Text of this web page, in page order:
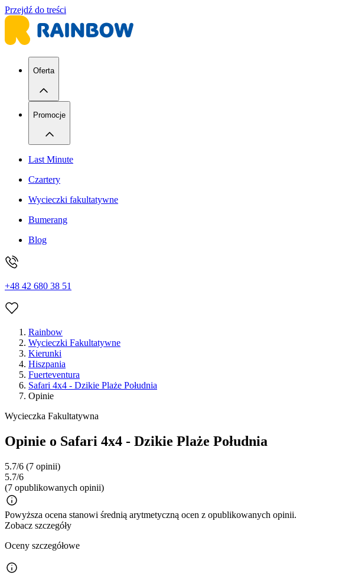
Przejdź do treści
Oferta
Promocje
Last Minute
Czartery
Wycieczki fakultatywne
Bumerang
Blog
+48 42 680 38 51
Rainbow
Wycieczki Fakultatywne
Kierunki
Hiszpania
Fuerteventura
Safari 4x4 - Dzikie Plaże Południa
Opinie
Wycieczka Fakultatywna
Opinie o Safari 4x4 - Dzikie Plaże Południa
5.7/6 (7 opinii)
5.7/6
(7 opublikowanych opinii)
Powyższa ocena stanowi średnią arytmetyczną ocen z opublikowanych opinii.
Zobacz szczegóły
Oceny szczegółowe